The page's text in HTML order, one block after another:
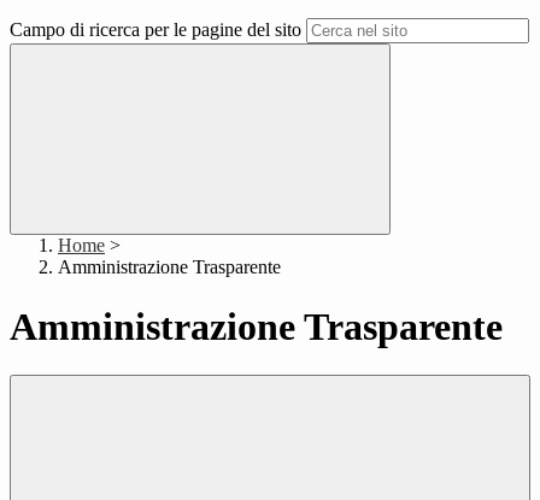
Campo di ricerca per le pagine del sito
Home >
Amministrazione Trasparente
Amministrazione Trasparente